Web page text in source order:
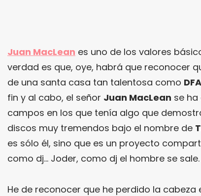
Juan MacLean es uno de los valores
verdad es que, oye, habrá que reconocer
de una santa casa tan talentosa como DFA
fin y al cabo, el señor Juan MacLean se
campos en los que tenía algo que
discos muy tremendos bajo el nombre de
es sólo él, sino que es un proyecto
como dj… Joder, como dj el hombre se sale.
He de reconocer que he perdido la